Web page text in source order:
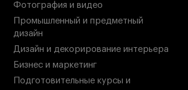
Фотография и видео
Промышленный и предметный
дизайн
Дизайн и декорирование интерьера
Бизнес и маркетинг
Подготовительные курсы и